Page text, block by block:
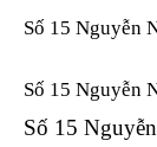
Số 15 Nguyễn
Số 15 Nguyễn
Số 15